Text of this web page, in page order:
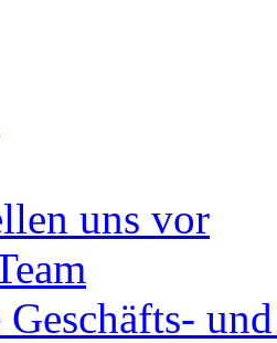
uns vor
Geschäfts-